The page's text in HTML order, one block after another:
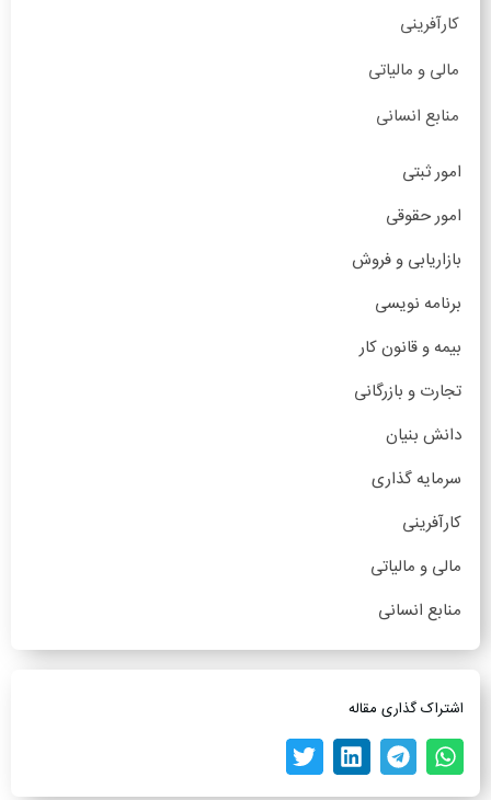
کارآفرینی
مالی و مالیاتی
منابع انسانی
امور ثبتی
امور حقوقی
بازاریابی و فروش
برنامه نویسی
بیمه و قانون کار
تجارت و بازرگانی
دانش بنیان
سرمایه گذاری
کارآفرینی
مالی و مالیاتی
منابع انسانی
اشتراک گذاری مقاله